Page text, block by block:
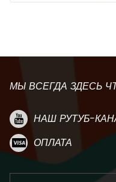
МЫ ВСЕГДА ЗДЕСЬ
НАШ РУТУБ-
ОПЛАТА